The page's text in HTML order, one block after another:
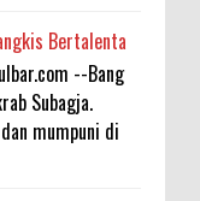
Bertalenta
--Bang
Subagja.
mumpuni di